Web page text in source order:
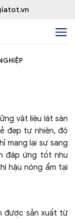
vật liệu lát sàn
đẹp tự nhiên, độ
mang lại sự sang
đáp ứng tốt nhu
hậu nóng ẩm tại
được sản xuất từ